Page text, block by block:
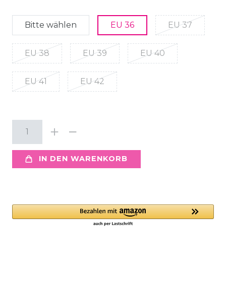
Bitte wählen EU 36 EU 37
EU 38 EU 39 EU 40
EU 41 EU 42
IN DEN WARENKORB